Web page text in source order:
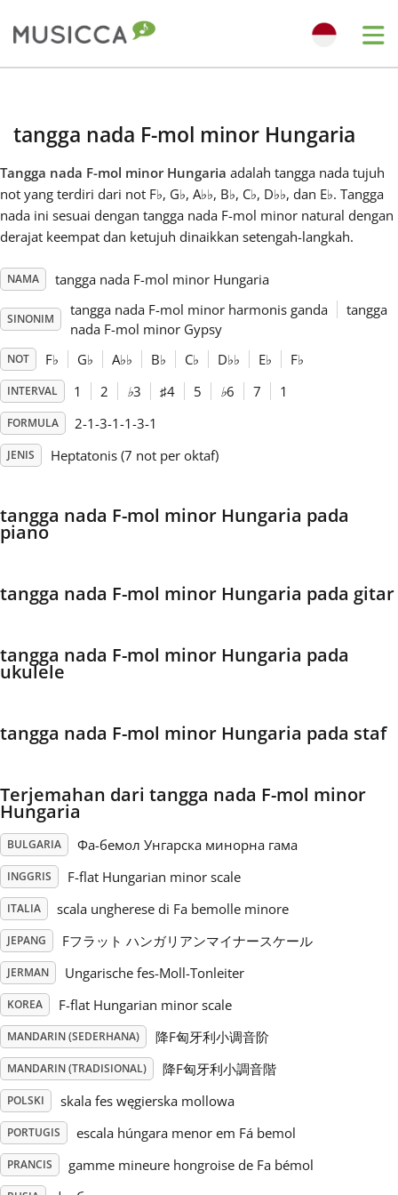
Български
English
Français
Italiano
日本語
Русский
Tiếng Việt
Türkçe
Українська
繁體中文
tangga nada F-mol minor Hungaria
Tangga nada F-mol minor Hungaria adalah tangga nada tujuh
not yang terdiri dari not F♭, G♭, A♭♭, B♭, C♭, D♭♭, dan E♭. Tangga
nada ini sesuai dengan tangga nada F-mol minor natural dengan
derajat keempat dan ketujuh dinaikkan setengah-langkah.
NAMA tangga nada F-mol minor Hungaria
SINONIM
tangga nada F-mol minor harmonis ganda
tangga
nada F-mol minor Gypsy
NOT F♭ G♭ A♭♭ B♭ C♭ D♭♭ E♭ F♭
INTERVAL 1 2 ♭3 ♯4 5 ♭6 7 1
FORMULA 2-1-3-1-1-3-1
JENIS Heptatonis (7 not per oktaf)
tangga nada F-mol minor Hungaria pada
piano
tangga nada F-mol minor Hungaria pada gitar
tangga nada F-mol minor Hungaria pada
ukulele
tangga nada F-mol minor Hungaria pada staf
Terjemahan dari tangga nada F-mol minor
Hungaria
BULGARIA Фа-бемол Унгарска минорна гама
INGGRIS F-flat Hungarian minor scale
ITALIA scala ungherese di Fa bemolle minore
JEPANG Fフラット ハンガリアンマイナースケール
JERMAN Ungarische fes-Moll-Tonleiter
KOREA F-flat Hungarian minor scale
MANDARIN (SEDERHANA) 降F匈牙利小调音阶
MANDARIN (TRADISIONAL) 降F匈牙利小調音階
POLSKI skala fes węgierska mollowa
PORTUGIS escala húngara menor em Fá bemol
PRANCIS gamme mineure hongroise de Fa bémol